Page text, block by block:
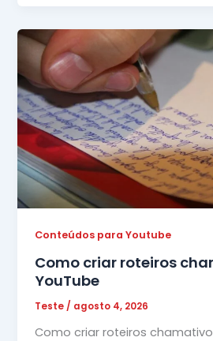
Conteúdos para Youtube
Como criar roteiros
YouTube
Teste / agosto 4, 2026
Como criar roteiros